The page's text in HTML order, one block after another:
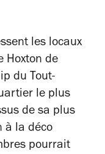
les locaux
Hoxton de
du Tout-
le plus
de sa plus
à la déco
pourrait